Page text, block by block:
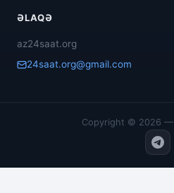
ƏLAQƏ
az24saat.org
24saat.org@gmail.com
Copyright © 2026 —